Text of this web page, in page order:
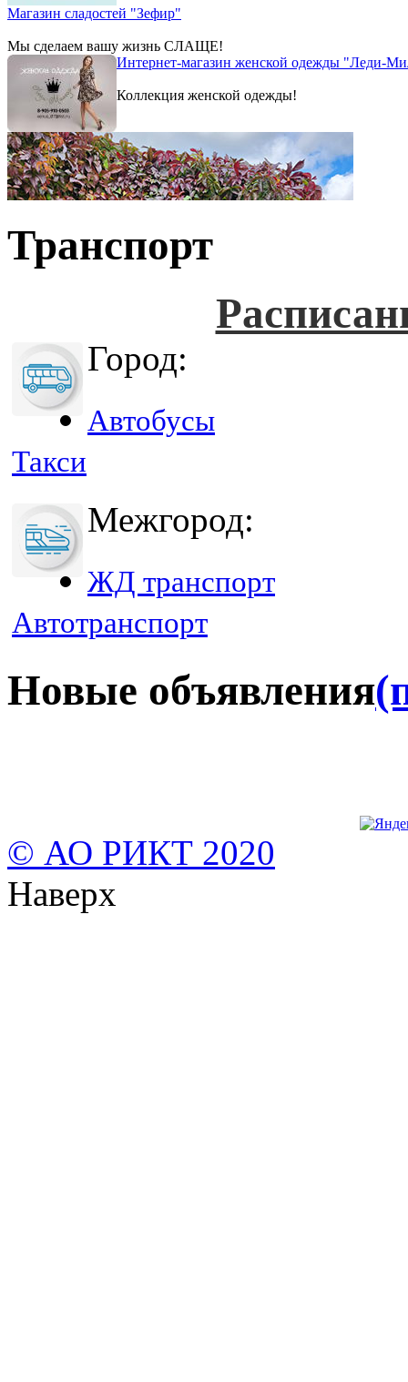
Магазин сладостей "Зефир"
Мы сделаем вашу жизнь СЛАЩЕ!
Интернет-магазин женской одежды "Леди-
Коллекция женской одежды!
Транспорт
Город:
Автобусы
Такси
Межгород:
ЖД транспорт
Автотранспорт
Новые объявления
© АО РИКТ 2020
Наверх